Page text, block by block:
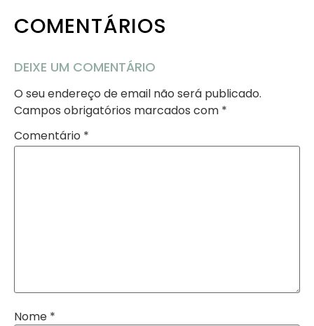
COMENTÁRIOS
DEIXE UM COMENTÁRIO
O seu endereço de email não será publicado.
Campos obrigatórios marcados com *
Comentário *
Nome *